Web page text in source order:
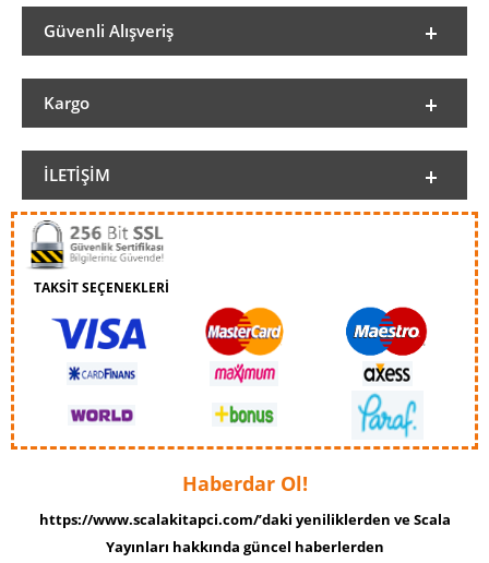
Güvenli Alışveriş
Kargo
İLETIŞIM
TAKSİT SEÇENEKLERİ
Haberdar Ol!
https://www.scalakitapci.com/’daki yeniliklerden ve Scala
Yayınları hakkında güncel haberlerden